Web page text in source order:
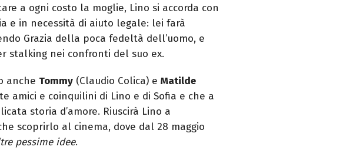
a ogni costo la moglie, Lino si accorda con
e in necessità di aiuto legale: lei farà
Grazia della poca fedeltà dell’uomo, e
stalking nei confronti del suo ex.
anche Tommy (Claudio Colica) e Matilde
amici e coinquilini di Lino e di Sofia e che a
storia d’amore. Riuscirà Lino a
scoprirlo al cinema, dove dal 28 maggio
pessime idee.